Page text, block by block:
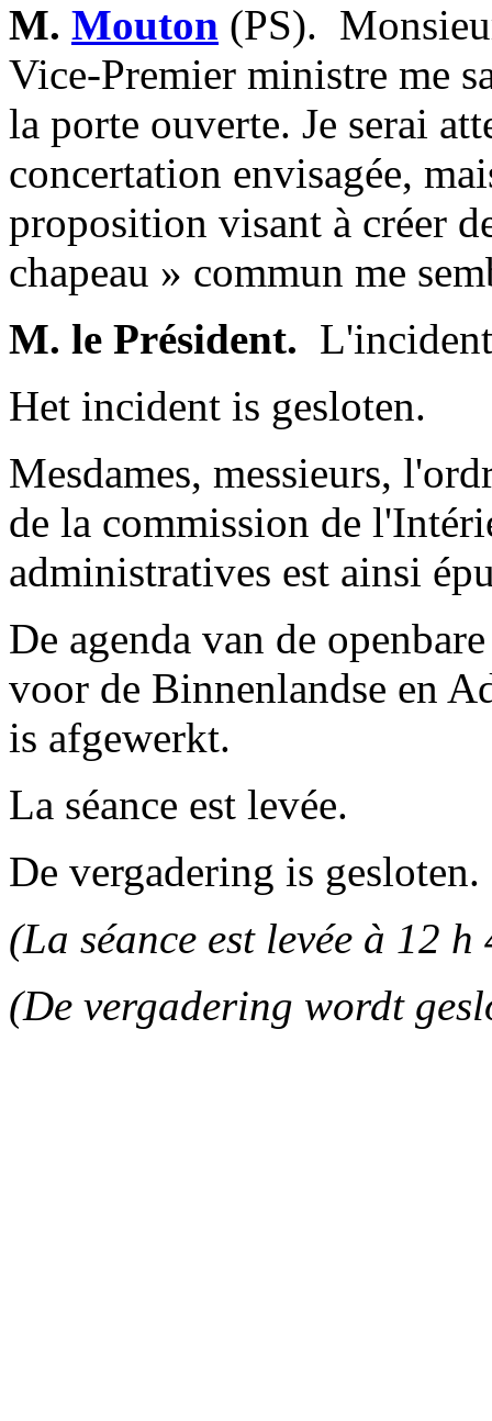
M. Mouton (PS).
Vice-Premier ministre me
la porte ouverte. Je serai
concertation envisagée,
proposition visant à créer
chapeau » commun me
M. le Président.
Het incident is gesloten.
Mesdames, messieurs,
de la commission de
administratives est ainsi
De agenda van de
voor de Binnenlandse en
is afgewerkt.
La séance est levée.
De vergadering is gesloten.
(La séance est levée à 12 h
(De vergadering wordt